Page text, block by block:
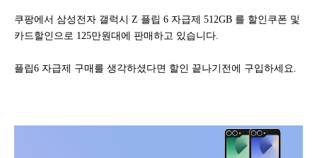
쿠팡에서 삼성전자 갤럭시 Z 플립 6 자급제 512GB 를 할인쿠폰 및
카드할인으로 125만원대에 판매하고 있습니다.
플립6 자급제 구매를 생각하셨다면 할인 끝나기전에 구입하세요.